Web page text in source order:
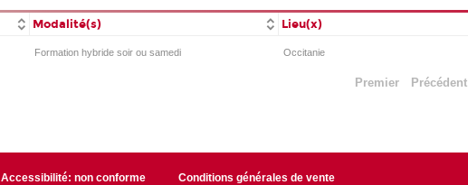
Modalité(s) Lieu(x)
Formation hybride soir ou samedi Occitanie
Premier Précédent
Accessibilité: non conforme Conditions générales de vente